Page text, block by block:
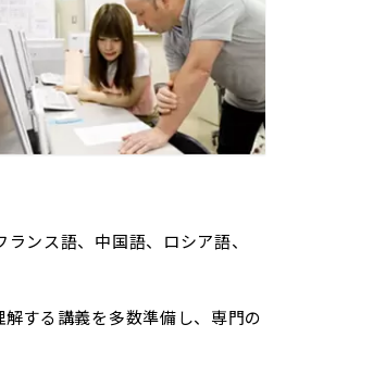
ンス語、中国語、ロシア語、
する講義を多数準備し、専門の